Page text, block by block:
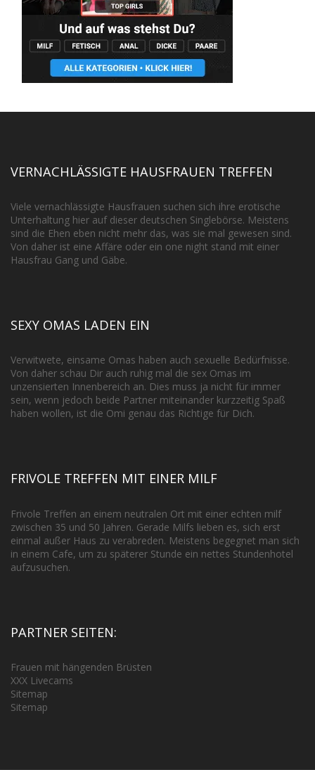
VERNACHLÄSSIGTE HAUSFRAUEN TREFFEN
Viele vernachlässigte Hausfrauen suchen sich ihre erotische
Unterhaltung hier auf dieser deutschen Singlebörse. Meistens
sind die Ehen eben nicht mehr das, was sie mal gewesen sind.
Von daher ist eine Affäre oder ein one night stand mit einer
Hausfrau Gang und Gäbe.
SEXY OMAS LADEN EIN
Verwitwete, einsame Omas haben auch sexuelle Bedürfnisse.
Von daher schau Dir auch ruhig mal die sex Omas im
unzensierten Innenbereich an. Dies muss ja nicht für immer
sein, wenn jedoch beide Partner miteinander kurzzeitig Spaß
haben wollen, ist die Omi genau das Richtige für Dich.
FRIVOLE TREFFEN MIT EINER MILF
Frivole Treffen an einem neutralen Ort mit einer echten milf
zwischen 35 und 50 Jahren. Gerade Milfs lieben es, sich erst
einmal außer Haus zu verabreden. Meistens begegnet man sich
in einem Cafe, um zu späterer Stunde ein nettes Stundenhotel
aufzusuchen.
PARTNER SEITEN:
Frauen mit hängenden Brüsten
XXX Livecams
Sitemap
Sitemap